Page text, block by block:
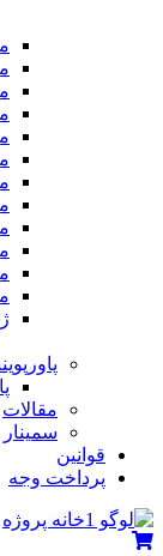
مقالات
سمینار
قوانین
پرداخت وجه